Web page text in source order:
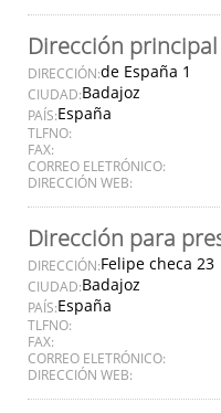
Dirección principal
DIRECCIÓN:de España 1
CIUDAD:Badajoz
PAÍS:España
TLFNO:
FAX:
CORREO ELETRÓNICO:
DIRECCIÓN WEB:
Dirección para
DIRECCIÓN:Felipe checa 23
CIUDAD:Badajoz
PAÍS:España
TLFNO:
FAX:
CORREO ELETRÓNICO:
DIRECCIÓN WEB: